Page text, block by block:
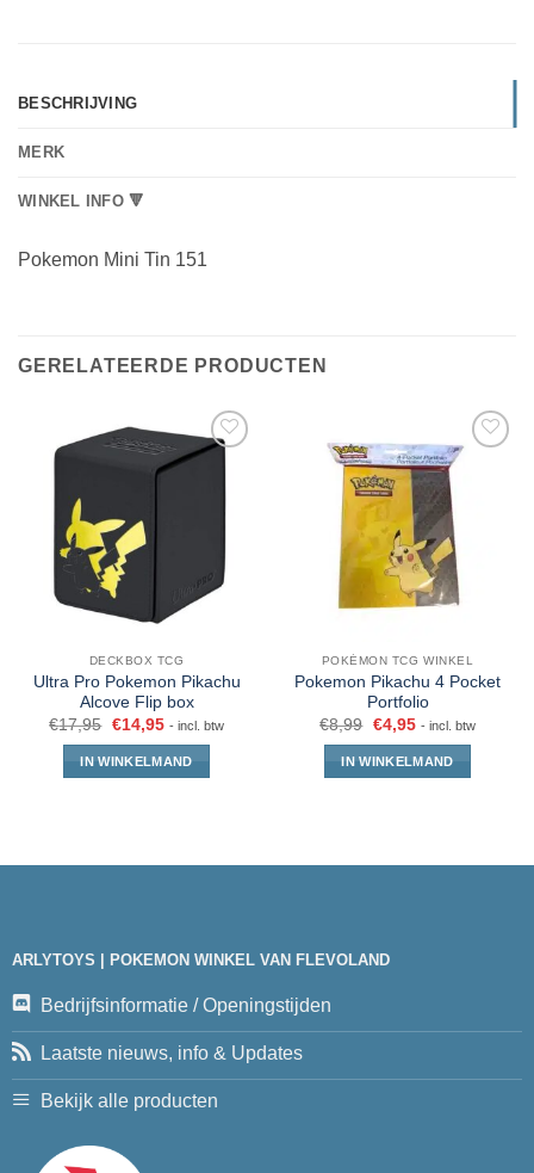
BESCHRIJVING
MERK
WINKEL INFO 🔻
Pokemon Mini Tin 151
GERELATEERDE PRODUCTEN
DECKBOX TCG
Ultra Pro Pokemon Pikachu
Alcove Flip box
€17,95 €14,95 - incl. btw
IN WINKELMAND
POKÉMON TCG WINKEL
Pokemon Pikachu 4 Pocket
Portfolio
€8,99 €4,95 - incl. btw
IN WINKELMAND
ARLYTOYS | POKEMON WINKEL VAN FLEVOLAND
Bedrijfsinformatie / Openingstijden
Laatste nieuws, info & Updates
Bekijk alle producten